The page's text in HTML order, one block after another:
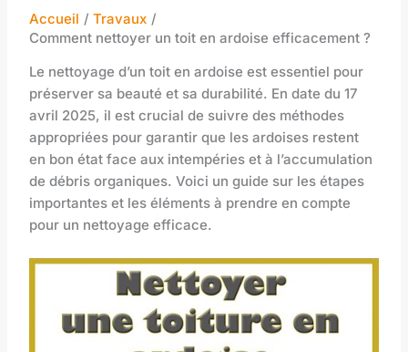
Accueil
Travaux
Comment nettoyer un toit en ardoise efficacement ?
Le nettoyage d’un toit en ardoise est essentiel pour
préserver sa beauté et sa durabilité. En date du 17
avril 2025, il est crucial de suivre des méthodes
appropriées pour garantir que les ardoises restent
en bon état face aux intempéries et à l’accumulation
de débris organiques. Voici un guide sur les étapes
importantes et les éléments à prendre en compte
pour un nettoyage efficace.